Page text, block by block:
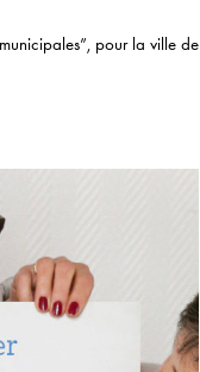
pour la ville de